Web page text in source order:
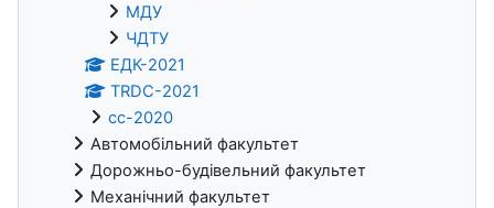
МДУ
ЧДТУ
ЕДК-2021
TRDC-2021
cc-2020
Автомобільний факультет
Дорожньо-будівельний факультет
Механічний факультет